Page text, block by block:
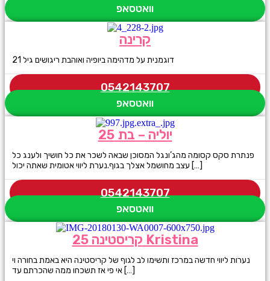
וואטסאפ
קרינה
דוגמנית על מדהימה ביופיה ואוהבת ריגושים גיל 21
0542143707
וואטסאפ
יוליה – בת 25
פנתרת סקס קסומה מהג’ונגל המסוכן שבאה לשכר את כל חושיך ולענג כל
עצב מחושמל אצלך בגוף.נערת ליווי אטומית שאתה יכול […]
0542143707
וואטסאפ
קריסטינה 25 Kristina
נערות ליווי חדשה במרכז ותשימו לב לגוף של קריסטינה היא באמת בחורה וי
אי פי אז תשכחו ממה שהכרתם עד […]